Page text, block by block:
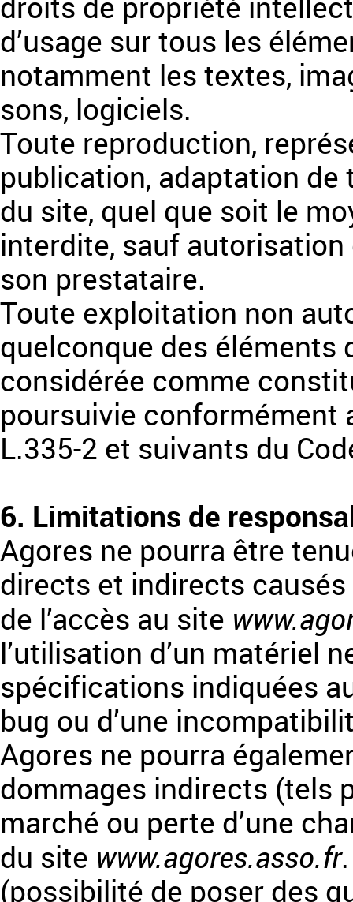
droits de propriété
d’usage sur tous les
notamment les textes,
sons, logiciels.
Toute reproduction,
publication, adaptation
du site, quel que soit le
interdite, sauf
son prestataire.
Toute exploitation non
quelconque des éléments
considérée comme
poursuivie conformément
L.335-2 et suivants du
6. Limitations de
Agores ne pourra être
directs et indirects causés
de l’accès au site
l’utilisation d’un matériel
spécifications indiquées
bug ou d’une
Agores ne pourra
dommages indirects (tels
marché ou perte d’une
du site www.agores.asso.fr
(possibilité de poser des